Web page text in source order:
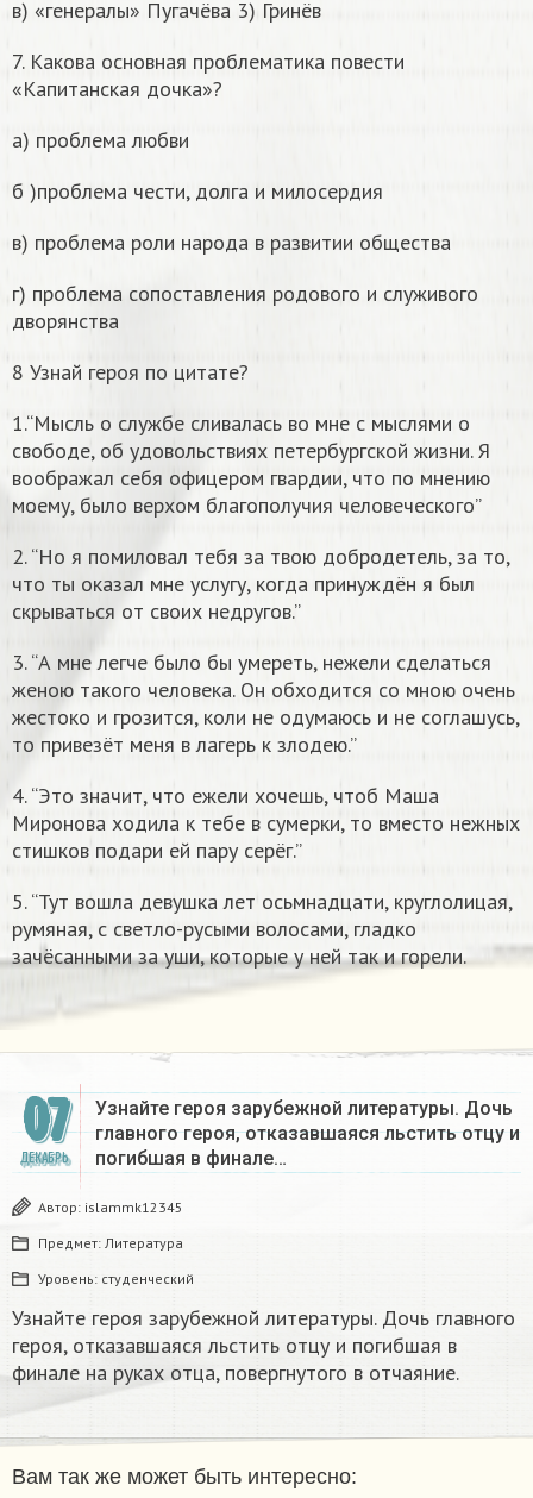
в) «генералы» Пугачёва 3) Гринёв
7. Какова основная проблематика повести
«Капитанская дочка»?
а) проблема любви
б )проблема чести, долга и милосердия
в) проблема роли народа в развитии общества
г) проблема сопоставления родового и служивого
дворянства
8 Узнай героя по цитате?
1.“Мысль о службе сливалась во мне с мыслями о
свободе, об удовольствиях петербургской жизни. Я
воображал себя офицером гвардии, что по мнению
моему, было верхом благополучия человеческого”
2. “Но я помиловал тебя за твою добродетель, за то,
что ты оказал мне услугу, когда принуждён я был
скрываться от своих недругов.”
3. “А мне легче было бы умереть, нежели сделаться
женою такого человека. Он обходится со мною очень
жестоко и грозится, коли не одумаюсь и не соглашусь,
то привезёт меня в лагерь к злодею.”
4. “Это значит, что ежели хочешь, чтоб Маша
Миронова ходила к тебе в сумерки, то вместо нежных
стишков подари ей пару серёг.”
5. “Тут вошла девушка лет осьмнадцати, круглолицая,
румяная, с светло-русыми волосами, гладко
зачёсанными за уши, которые у ней так и горели.
07
ДЕКАБРЬ
Узнайте героя зарубежной литературы. Дочь
главного героя, отказавшаяся льстить отцу и
погибшая в финале…
Автор: islammk12345
Предмет: Литература
Уровень: студенческий
Узнайте героя зарубежной литературы. Дочь главного
героя, отказавшаяся льстить отцу и погибшая в
финале на руках отца, повергнутого в отчаяние.
Вам так же может быть интересно: